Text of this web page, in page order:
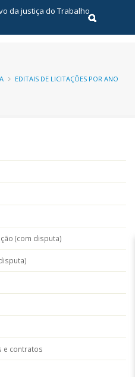
Realizar
EDITAIS DE LICITAÇÕES POR ANO
(com disputa)
e contratos